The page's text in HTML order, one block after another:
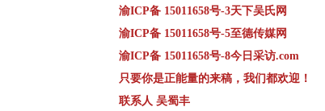
渝ICP备 15011658号-3天下吴氏网
渝ICP备 15011658号-5至德传媒网
渝ICP备 15011658号-8今日采访.com
只要你是正能量的来稿，我们都欢迎！
联系人 吴蜀丰